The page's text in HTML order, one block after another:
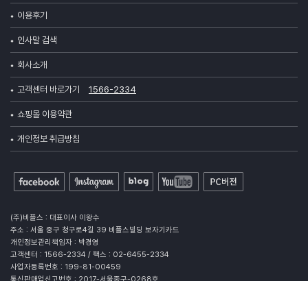
이용후기
인사말 검색
회사소개
고객센터 바로가기 1566-2334
쇼핑몰 이용약관
개인정보 취급방침
(주)비플스 : 대표이사 이왕수
주소 : 서울 중구 청구로4길 39 비플스빌딩 보자기카드
개인정보관리책임자 : 박경영
고객센터 : 1566-2334 / 팩스 : 02-6455-2334
사업자등록번호 : 199-81-00459